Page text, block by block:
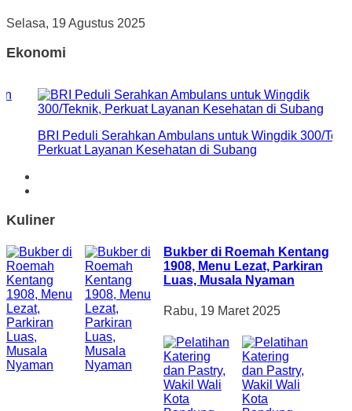
Selasa, 19 Agustus 2025
Ekonomi
BRI Peduli Serahkan Ambulans untuk Wingdik 300/
Perkuat Layanan Kesehatan di Subang
Kuliner
Bukber di Roemah Kentang
1908, Menu Lezat, Parkiran
Luas, Musala Nyaman
Rabu, 19 Maret 2025